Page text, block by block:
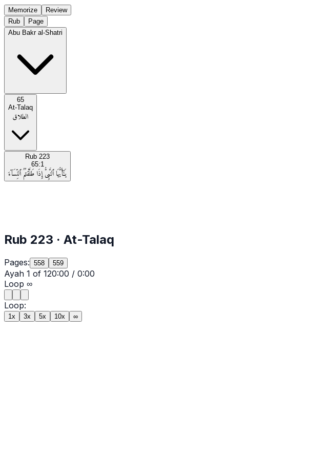
Memorize
Review
Rub
Page
Abu Bakr al-Shatri
65
At-Talaq
الطلاق
Rub 223
65:1
يَـٰٓأَيُّهَا ٱلنَّبِىُّ إِذَا طَلَّقْتُمُ ٱلنِّسَآءَ
Rub 223 · At-Talaq
Pages: 558 559
Ayah 1 of 120:00 / 0:00
Loop ∞
Loop:
1x 3x 5x 10x ∞